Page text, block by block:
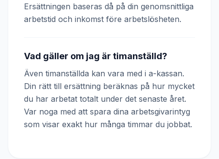
Ersättningen baseras då på din genomsnittliga
arbetstid och inkomst före arbetslösheten.
Vad gäller om jag är timanställd?
Även timanställda kan vara med i a-kassan.
Din rätt till ersättning beräknas på hur mycket
du har arbetat totalt under det senaste året.
Var noga med att spara dina arbetsgivarintyg
som visar exakt hur många timmar du jobbat.